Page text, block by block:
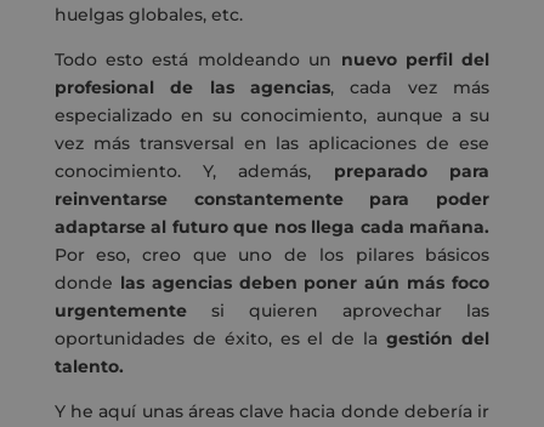
huelgas globales, etc.
Todo esto está moldeando un nuevo perfil del
profesional de las agencias, cada vez más
especializado en su conocimiento, aunque a su
vez más transversal en las aplicaciones de ese
conocimiento. Y, además, preparado para
reinventarse constantemente para poder
adaptarse al futuro que nos llega cada mañana.
Por eso, creo que uno de los pilares básicos
donde las agencias deben poner aún más foco
urgentementesi quieren aprovechar las
oportunidades de éxito, es el de lagestión del
talento.
Y he aquí unas áreas clave hacia donde debería ir